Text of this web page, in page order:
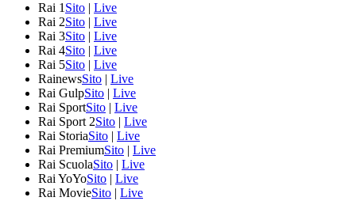
Rai 1 Sito | Live
Rai 2Sito | Live
Rai 3Sito | Live
Rai 4Sito | Live
Rai 5Sito | Live
RainewsSito | Live
Rai GulpSito | Live
Rai SportSito | Live
Rai Sport 2Sito | Live
Rai StoriaSito | Live
Rai PremiumSito | Live
Rai ScuolaSito | Live
Rai YoYoSito | Live
Rai MovieSito | Live